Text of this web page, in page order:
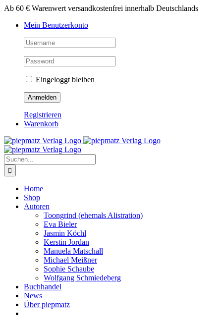
Zum
springen
Ab 60 € Warenwert versandkostenfrei innerhalb Deutschlands
Mein Benutzerkonto
Eingeloggt bleiben
Registrieren
Warenkorb
Suche
nach:
Home
Shop
Autoren
Toongrind (ehemals Alistration)
Eva Bieler
Jasmin Köchl
Kerstin Jordan
Manuela Matschall
Michael Meißner
Sophie Schaube
Wolfgang Schmiedeberg
Buchhandel
News
Über piepmatz